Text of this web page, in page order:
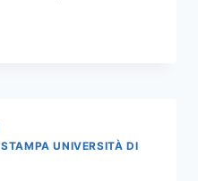
UNIVERSITÀ DI